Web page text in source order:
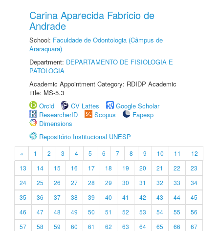
Carina Aparecida Fabricio de
Andrade
School: Faculdade de Odontologia (Câmpus de
Araraquara)
Department: DEPARTAMENTO DE FISIOLOGIA E
PATOLOGIA
Academic Appointment Category: RDIDP Academic
title: MS-5.3
Orcid
CV Lattes
Google Scholar
ResearcherID
Scopus
Fapesp
Dimensions
Repositório Institucional UNESP
« 1 2 3 4 5 6 7 8 9 10 11
12
13
14 15 16 17 18 19 20 21 22
23
24
25 26 27 28 29 30 31 32 33
34
35
36 37 38 39 40 41 42 43 44
45
46
47 48 49 50 51 52 53 54 55
56
57
58 59 60 61 62 63 64 65 66
67